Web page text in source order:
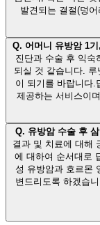
발견되는 결절(덩
Q. 어머니 유방암 1
진단과 수술 후 익숙
되실 것 같습니다.
이 되기를 바랍니다.
제공하는 서비스이
Q. 유방암 수술 후
결과 및 치료에 대해
에 대하여 순서대로
성 유방암과 호르몬
변드리도록 하겠습